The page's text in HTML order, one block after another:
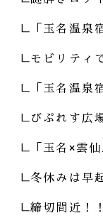
「玉名温泉
モビリティ
「玉名温泉
びぷれす広
「玉名×雲
冬休みは早
締切間近！